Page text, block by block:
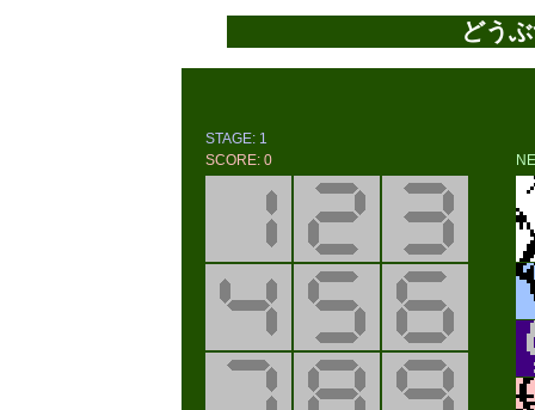
どう
STAGE: 1
SCORE: 0